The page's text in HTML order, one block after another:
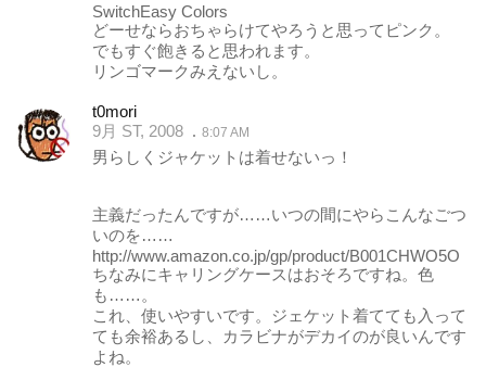
SwitchEasy Colors
どーせならおちゃらけてやろうと思ってピンク。
でもすぐ飽きると思われます。
リンゴマークみえないし。
t0mori
9月 ST, 2008
8:07 AM
男らしくジャケットは着せないっ！
主義だったんですが……いつの間にやらこんなごつ
いのを……
http://www.amazon.co.jp/gp/product/B001CHWO5O
ちなみにキャリングケースはおそろですね。色
も……。
これ、使いやすいです。ジェケット着てても入って
ても余裕あるし、カラビナがデカイのが良いんです
よね。